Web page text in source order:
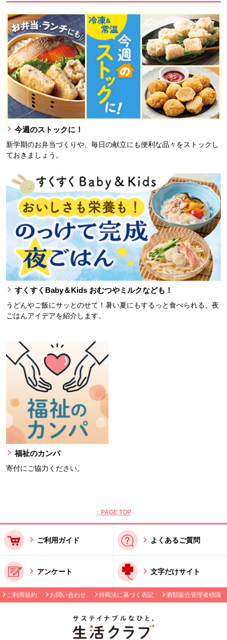
今週のストックに！
新学期のお弁当づくりや、毎日の献立にも便利な品々をストックし
ておきましょう。
すくすくBaby＆Kids おむつやミルクなども！
うどんやご飯にサッとのせて！暑い夏にもするっと食べられる、夜
ごはんアイデアを紹介します。
福祉のカンパ
寄付にご協力ください。
↑ PAGE TOP
ご利用ガイド よくあるご質問
アンケート 文字だけサイト
ご利用規約 お問い合わせ 特商法に基づく表記 酒類販売管理者標識